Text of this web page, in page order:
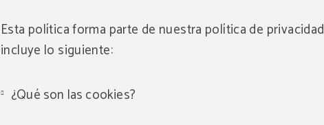
Esta política forma parte de nuestra política de
incluye lo siguiente:
¿Qué son las cookies?